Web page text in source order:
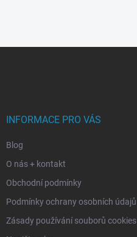
INFORMACE PRO VÁS
Blog
O nás + kontakt
Obchodní podmínky
Podmínky ochrany osobních údajů
Zásady používání souborů cookies